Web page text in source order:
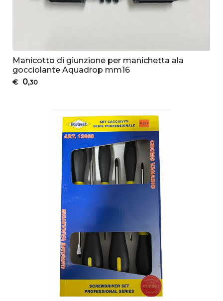
Manicotto di giunzione per manichetta ala
gocciolante Aquadrop mm16
€ 0,30